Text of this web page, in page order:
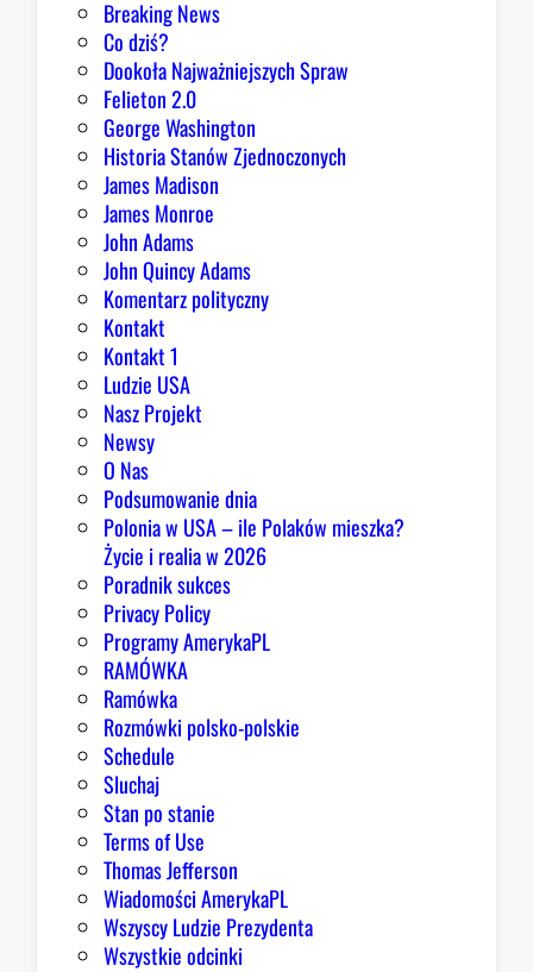
Breaking News
Co dziś?
Dookoła Najważniejszych Spraw
Felieton 2.0
George Washington
Historia Stanów Zjednoczonych
James Madison
James Monroe
John Adams
John Quincy Adams
Komentarz polityczny
Kontakt
Kontakt 1
Ludzie USA
Nasz Projekt
Newsy
O Nas
Podsumowanie dnia
Polonia w USA – ile Polaków mieszka?
Życie i realia w 2026
Poradnik sukces
Privacy Policy
Programy AmerykaPL
RAMÓWKA
Ramówka
Rozmówki polsko-polskie
Schedule
Sluchaj
Stan po stanie
Terms of Use
Thomas Jefferson
Wiadomości AmerykaPL
Wszyscy Ludzie Prezydenta
Wszystkie odcinki